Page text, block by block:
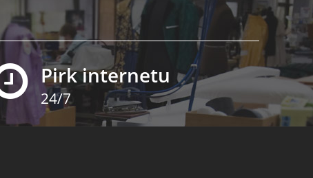
Pirk internetu
24/7